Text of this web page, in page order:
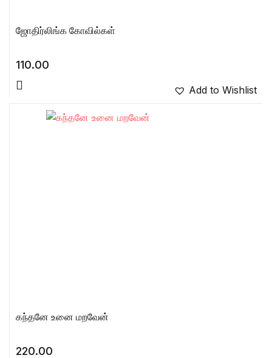
ஜோதிர்லிங்க கோவில்கள்
110.00
Add to Wishlist
கந்தனே உனை மறவேன்
220.00